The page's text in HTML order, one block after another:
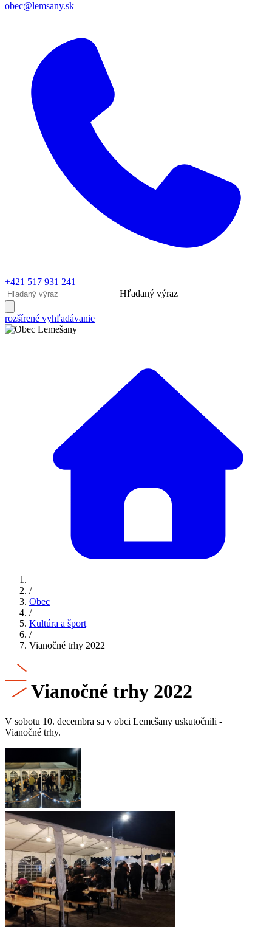
obec@lemsany.sk
+421 517 931 241
Hľadaný výraz
rozšírené vyhľadávanie
/
Obec
/
Kultúra a šport
/
Vianočné trhy 2022
Vianočné trhy 2022
V sobotu 10. decembra sa v obci Lemešany uskutočnili -
Vianočné trhy.